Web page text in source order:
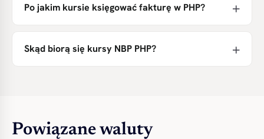
Po jakim kursie księgować fakturę w PHP?
Skąd biorą się kursy NBP PHP?
Powiązane waluty